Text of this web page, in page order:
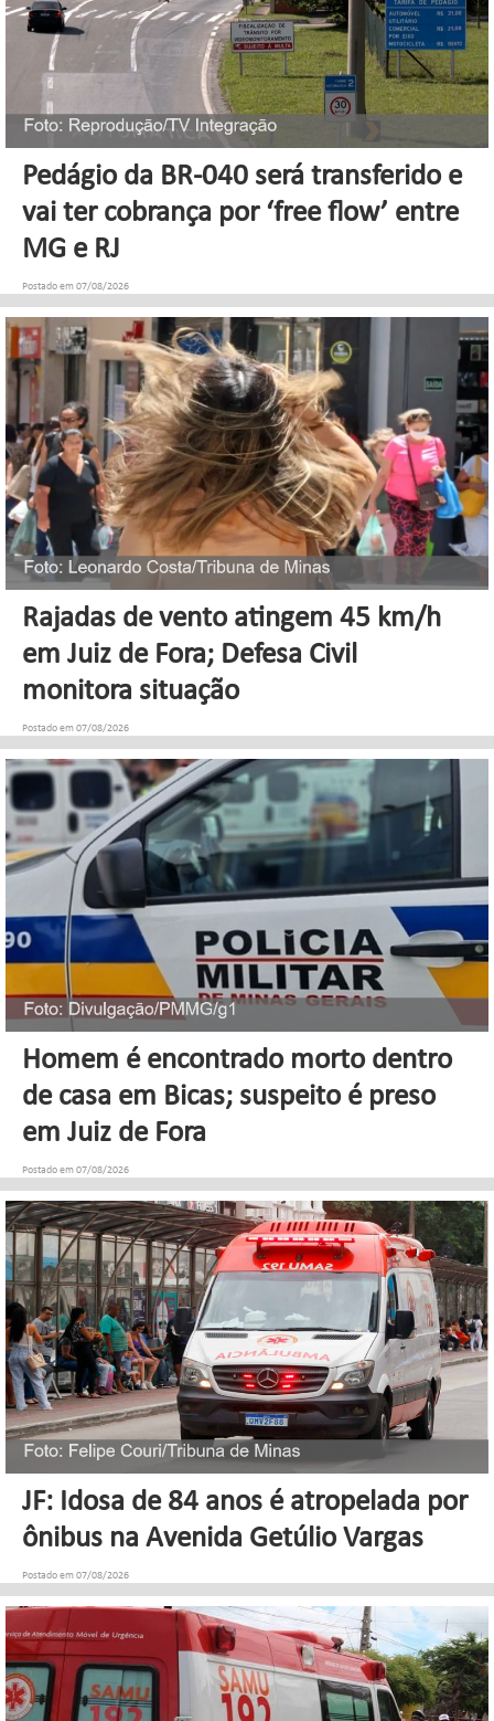
Pedágio da BR-040 será transferido e
vai ter cobrança por ‘free flow’ entre
MG e RJ
Postado em 07/08/2026
Rajadas de vento atingem 45 km/h
em Juiz de Fora; Defesa Civil
monitora situação
Postado em 07/08/2026
Homem é encontrado morto dentro
de casa em Bicas; suspeito é preso
em Juiz de Fora
Postado em 07/08/2026
JF: Idosa de 84 anos é atropelada por
ônibus na Avenida Getúlio Vargas
Postado em 07/08/2026